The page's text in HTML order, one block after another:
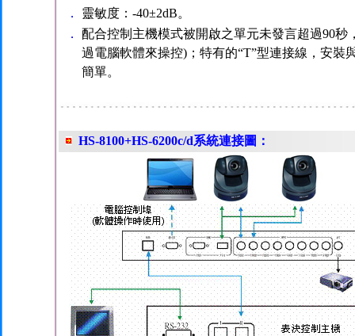
．
靈敏度：-40±2dB。
．
配合控制主機模式被開啟之單元未發言超過90秒
過電腦軟體來操控)；特有的“T”型連接線，安裝
簡單。
HS-8100+HS-6200c/d系統連接圖：